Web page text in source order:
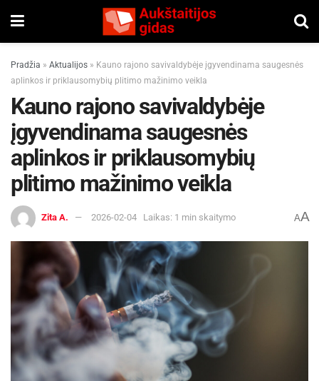
Pradžia » Aktualijos » Kauno rajono savivaldybėje įgyvendinama saugesnės
aplinkos ir priklausomybių plitimo mažinimo veikla
Kauno rajono savivaldybėje
įgyvendinama saugesnės
aplinkos ir priklausomybių
plitimo mažinimo veikla
Zita A. 2026-02-04 Laikas: 1 min skaitymo AA